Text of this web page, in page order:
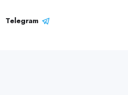
Telegram